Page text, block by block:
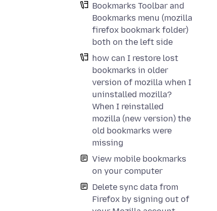
Bookmarks Toolbar and
Bookmarks menu (mozilla
firefox bookmark folder)
both on the left side
how can I restore lost
bookmarks in older
version of mozilla when I
uninstalled mozilla?
When I reinstalled
mozilla (new version) the
old bookmarks were
missing
View mobile bookmarks
on your computer
Delete sync data from
Firefox by signing out of